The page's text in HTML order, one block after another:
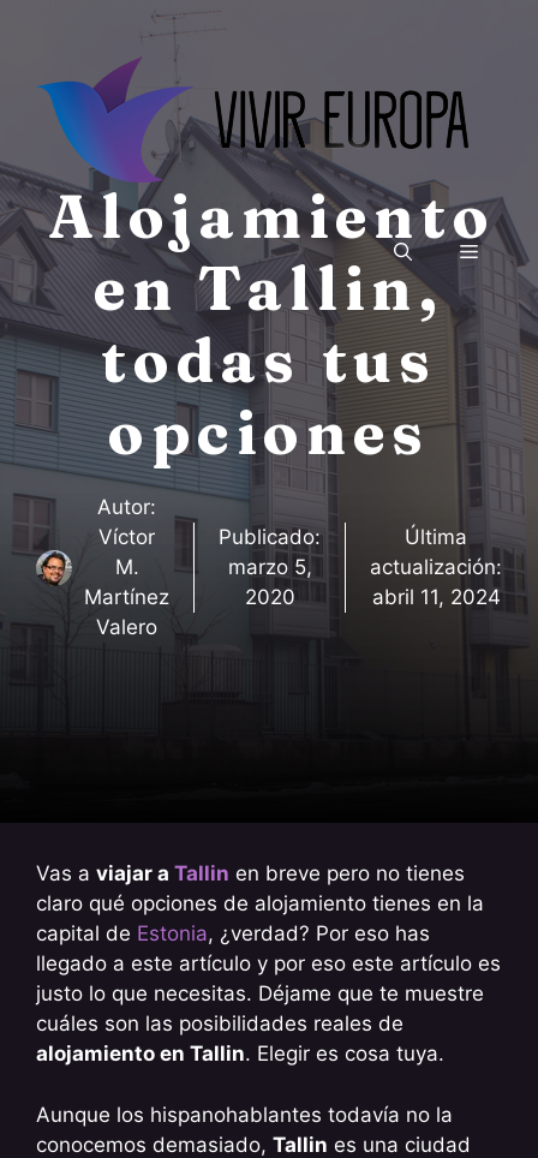
Menú
Alojamiento
en Tallin,
todas tus
opciones
Autor:
Víctor
M.
Martínez
Valero
Publicado:
marzo 5,
2020
Última
actualización:
abril 11, 2024
Vas a viajar a Tallin en breve pero no tienes
claro qué opciones de alojamiento tienes en la
capital de Estonia, ¿verdad? Por eso has
llegado a este artículo y por eso este artículo es
justo lo que necesitas. Déjame que te muestre
cuáles son las posibilidades reales de
alojamiento en Tallin. Elegir es cosa tuya.
Aunque los hispanohablantes todavía no la
conocemos demasiado, Tallin es una ciudad